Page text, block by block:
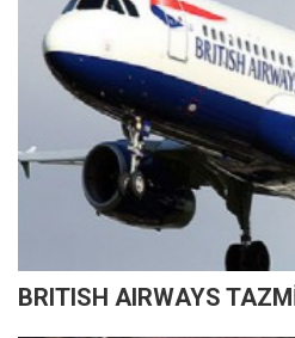
BRITISH AIRWAYS